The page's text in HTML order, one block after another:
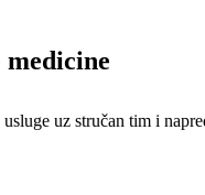
medicine
uz stručan tim i